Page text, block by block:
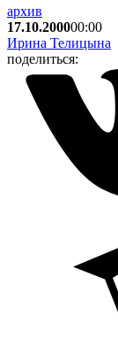
архив
17.10.200000:00
Ирина Телицына
поделиться: